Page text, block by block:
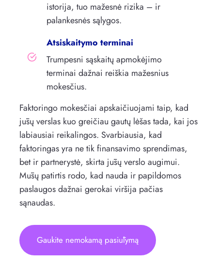
istorija, tuo mažesnė rizika – ir
palankesnės sąlygos.
Atsiskaitymo terminai
Trumpesni sąskaitų apmokėjimo
terminai dažnai reiškia mažesnius
mokesčius.
Faktoringo mokesčiai apskaičiuojami taip, kad
jūsų verslas kuo greičiau gautų lėšas tada, kai jos
labiausiai reikalingos. Svarbiausia, kad
faktoringas yra ne tik finansavimo sprendimas,
bet ir partnerystė, skirta jūsų verslo augimui.
Mūsų patirtis rodo, kad nauda ir papildomos
paslaugos dažnai gerokai viršija pačias
sąnaudas.
Gaukite nemokamą pasiūlymą